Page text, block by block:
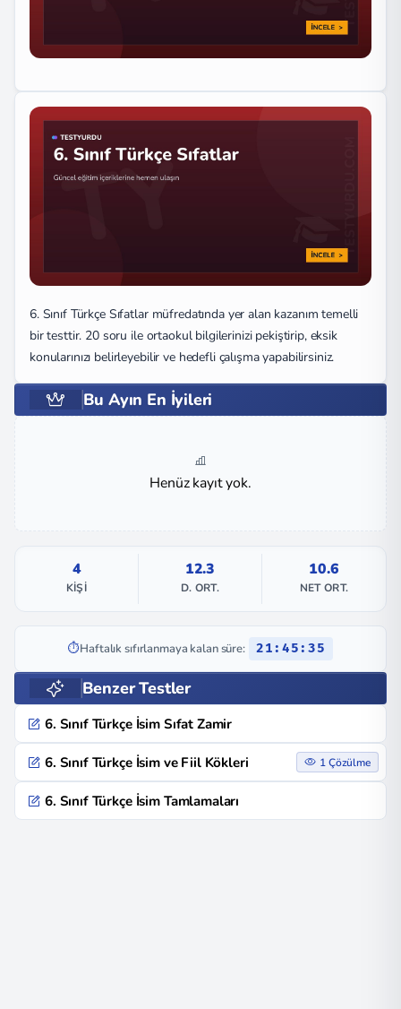
6. Sınıf Türkçe Sıfatlar müfredatında yer alan kazanım temelli
bir testtir. 20 soru ile ortaokul bilgilerinizi pekiştirip, eksik
konularınızı belirleyebilir ve hedefli çalışma yapabilirsiniz.
Bu Ayın En İyileri
Henüz kayıt yok.
4
KIŞI
12.3
D. ORT.
10.6
NET ORT.
⏱️Haftalık sıfırlanmaya kalan süre: 21:45:35
Benzer Testler
6. Sınıf Türkçe İsim Sıfat Zamir
6. Sınıf Türkçe İsim ve Fiil Kökleri 1 Çözülme
6. Sınıf Türkçe İsim Tamlamaları